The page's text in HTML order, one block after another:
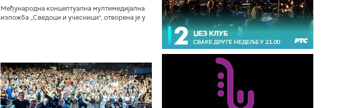
Међународна концептуална мултимедијална
изложба „Сведоци и учесници", отворена је у